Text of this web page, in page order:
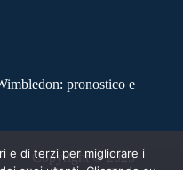
pronostico e
Copyright © 2025
e di terzi per migliorare i